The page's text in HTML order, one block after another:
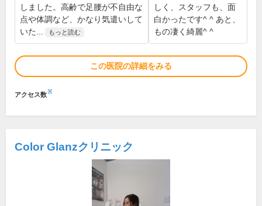
しました。高齢で足腰が不自由な
点や体調など、かなり気遣いして
いた...
もっと読む
しく、スタッフも、面
白かったです^ ^ あと、
もの凄く綺麗^ ^
この医院の詳細をみる
アクセス数※
Color Glanzクリニック